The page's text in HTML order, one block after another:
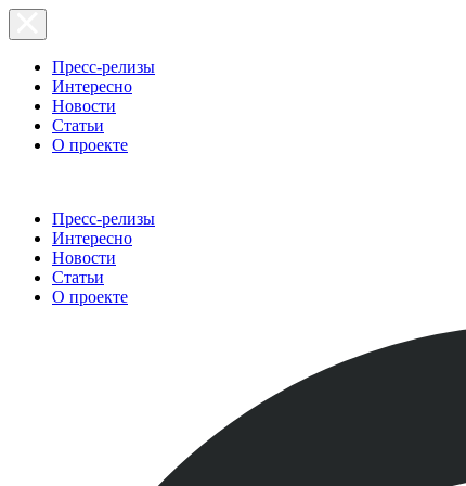
Пресс-релизы
Интересно
Новости
Статьи
О проекте
Пресс-релизы
Интересно
Новости
Статьи
О проекте